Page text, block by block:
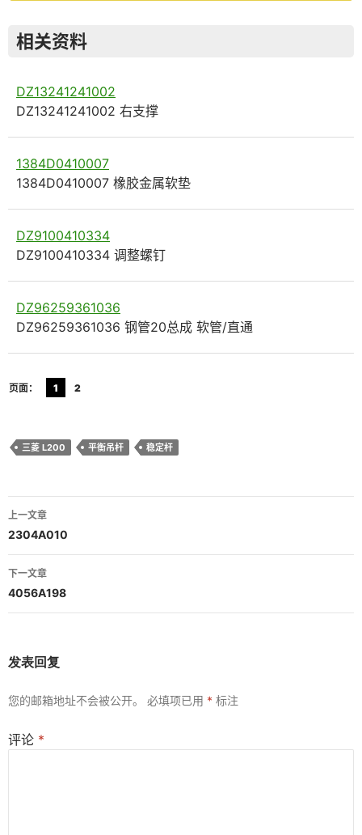
相关资料
DZ13241241002
DZ13241241002 右支撑
1384D0410007
1384D0410007 橡胶金属软垫
DZ9100410334
DZ9100410334 调整螺钉
DZ96259361036
DZ96259361036 钢管20总成 软管/直通
页面： 1 2
三菱 L200 平衡吊杆 稳定杆
文
章
导
航
上一文章
2304A010
下一文章
4056A198
发表回复
您的邮箱地址不会被公开。 必填项已用 * 标注
评论 *